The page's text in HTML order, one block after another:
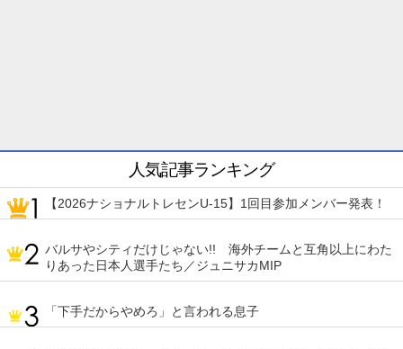
人気記事ランキング
【2026ナショナルトレセンU-15】1回目参加メンバー発表！
バルサやシティだけじゃない!! 海外チームと互角以上にわた
りあった日本人選手たち／ジュニサカMIP
「下手だからやめろ」と言われる息子